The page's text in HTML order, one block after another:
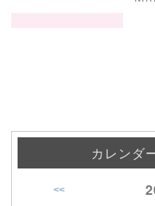
カレンダ
<<